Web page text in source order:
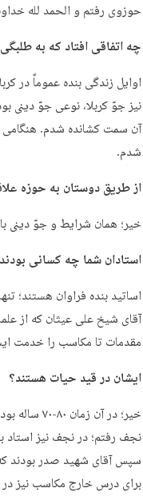
حوزوی رفتم و الحمد لله
چه اتفاقی افتاد که به
نیز جوّ کربلا، نوعی جوّ دینی
آن سمت کشانده شدم.
شدم.
از طریق دوستان به حوزه
خیر؛ همان شرایط و جوّ دینی
استادان شما چه کسانی
اساتید بنده فراوان هستند؛
آقای شیخ علی عیثان که از
مقدمات تا مکاسب را خدمت
ایشان در قید حیات هستند؟
خیر؛ در
نجف رفتم؛ در نجف نیز
برای درس خارج مکاسب نیز